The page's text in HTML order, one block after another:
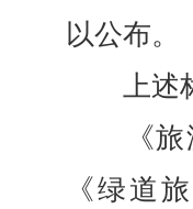
以公布。
上述标
《旅游
《绿道